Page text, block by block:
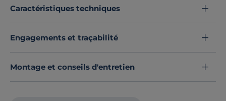
en moments de pur bien-être.
Caractéristiques techniques
Engagements et traçabilité
Montage et conseils d'entretien